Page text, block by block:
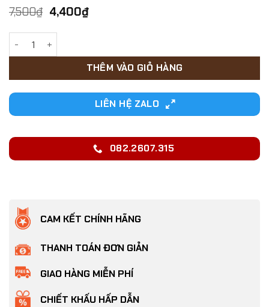
7,500₫ Giá
gốc
là:
7,500₫.
4,400₫Giá
4,400₫.
THÊM VÀO GIỎ HÀNG
LIÊN HỆ ZALO
082.2607.315
CAM KẾT CHÍNH HÃNG
THANH TOÁN ĐƠN GIẢN
GIAO HÀNG MIỄN PHÍ
CHIẾT KHẤU HẤP DẪN